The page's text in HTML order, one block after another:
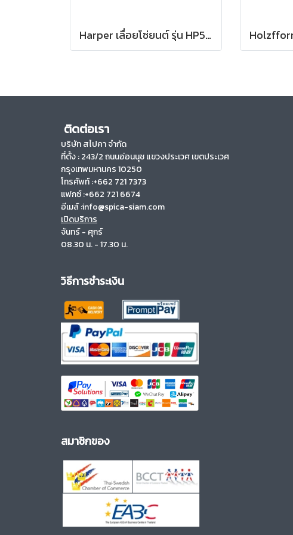
Harper เลื่อยโซ่ยนต์ รุ่น HP540, บาร์ 11.5 นิ้ว
ติดต่อเรา
บริษัท สไปคา จำกัด
ที่ตั้ง :243/2 ถนนอ่อนนุช แขวงประเวศ เขตประเวศ
กรุงเทพมหานคร 10250
โทรศัพท์ :+662 721 7373
แฟกซ์ :+662 721 6674
อีเมล์ :info@spica-siam.com
เปิดบริการ
จันทร์ - ศุกร์
08.30 น. - 17.30 น.
วิธีการชำระเงิน
สมาชิกของ